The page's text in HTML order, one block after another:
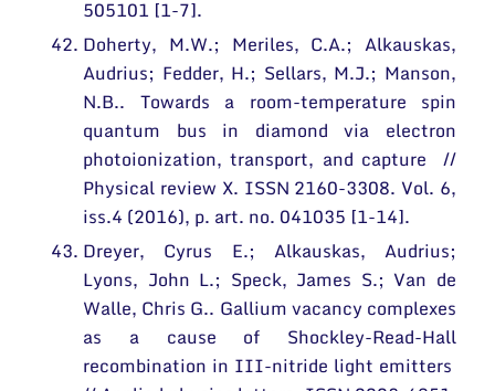
505101 [1-7].
Doherty, M.W.; Meriles, C.A.; Alkauskas,
Audrius; Fedder, H.; Sellars, M.J.; Manson,
N.B.. Towards a room-temperature spin
quantum bus in diamond via electron
photoionization, transport, and capture //
Physical review X. ISSN 2160-3308. Vol. 6,
iss.4 (2016), p. art. no. 041035 [1-14].
Dreyer, Cyrus E.; Alkauskas, Audrius;
Lyons, John L.; Speck, James S.; Van de
Walle, Chris G.. Gallium vacancy complexes
as a cause of Shockley-Read-Hall
recombination in III-nitride light emitters